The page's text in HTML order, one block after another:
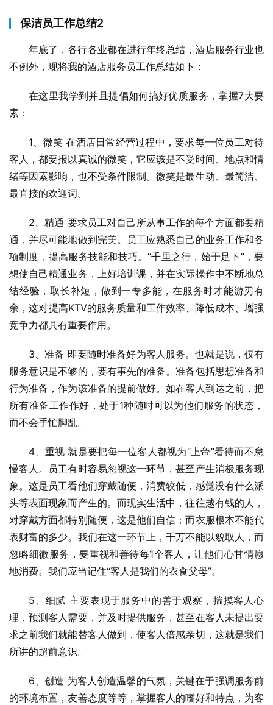
保洁员工作总结2
年底了，各行各业都在进行年终总结，酒店服务行业也
不例外，现将我的酒店服务员工作总结如下：
在这里我学到并且提倡如何搞好优质服务，掌握7大要
素：
1、微笑 在酒店日常经营过程中，要求每一位员工对待
客人，都要报以真诚的微笑，它应该是不受时间、地点和情
绪等因素影响，也不受条件限制。微笑是最生动、最简洁、
最直接的欢迎词。
2、精通 要求员工对自己所从事工作的每个方面都要精
通，并尽可能地做到完美。员工应熟悉自己的业务工作和各
项制度，提高服务技能和技巧。“千里之行，始于足下”，要
想使自己精通业务，上好培训课，并在实际操作中不断地总
结经验，取长补短，做到一专多能，在服务时才能游刃有
余，这对提高KTV的服务质量和工作效率、降低成本、增强
竞争力都具有重要作用。
3、准备 即要随时准备好为客人服务。也就是说，仅有
服务意识是不够的，要有事先的准备。准备包括思想准备和
行为准备，作为该准备的提前做好。如在客人到达之前，把
所有准备工作作好，处于1种随时可以为他们服务的状态，
而不会手忙脚乱。
4、重视 就是要把每一位客人都视为“上帝”看待而不怠
慢客人。员工有时容易忽视这一环节，甚至产生消极服务现
象。这是员工看他们穿戴随便，消费较低，感觉没有什么派
头等表面现象而产生的。而现实生活中，往往越有钱的人，
对穿戴方面都特别随便，这是他们自信；而衣服根本不能代
表财富的多少。我们在这一环节上，千万不能以貌取人，而
忽略细微服务，要重视和善待每1个客人，让他们心甘情愿
地消费。我们应当记住“客人是我们的衣食父母”。
5、细腻 主要表现于服务中的善于观察，揣摸客人心
理，预测客人需要，并及时提供服务，甚至在客人未提出要
求之前我们就能替客人做到，使客人倍感亲切，这就是我们
所讲的超前意识。
6、创造 为客人创造温馨的气氛，关键在于强调服务前
的环境布置，友善态度等等，掌握客人的嗜好和特点，为客